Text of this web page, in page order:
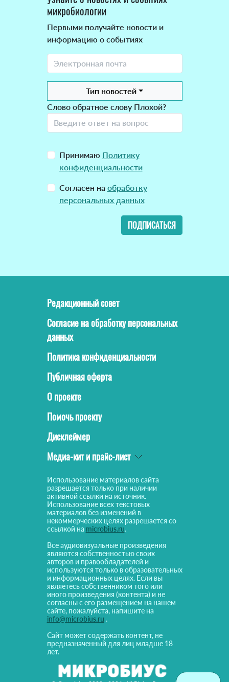
микробиологии
Первыми получайте новости и
информацию о событиях
Тип новостей
Слово обратное слову Плохой?
Принимаю Политику
конфиденциальности
Согласен на обработку
персональных данных
ПОДПИСАТЬСЯ
Редакционный совет
Согласие на обработку персональных
данных
Политика конфиденциальности
Публичная оферта
О проекте
Помочь проекту
Дисклеймер
Медиа-кит и прайс-лист
Использование материалов сайта
разрешается только при наличии
активной ссылки на источник.
Использование всех текстовых
материалов без изменений в
некоммерческих целях разрешается со
ссылкой на microbius.ru.
Все аудиовизуальные произведения
являются собственностью своих
авторов и правообладателей и
используются только в образовательных
и информационных целях. Если вы
являетесь собственником того или
иного произведения (контента) и не
согласны с его размещением на нашем
сайте, пожалуйста, напишите на
info@microbius.ru .
Сайт может содержать контент, не
предназначенный для лиц младше 18
лет.